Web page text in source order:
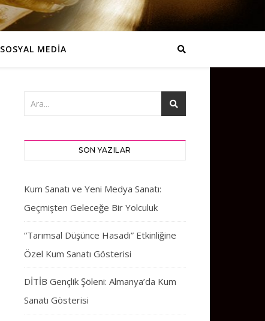
SOSYAL MEDİA
SON YAZILAR
Kum Sanatı ve Yeni Medya Sanatı:
Geçmişten Geleceğe Bir Yolculuk
“Tarımsal Düşünce Hasadı” Etkinliğine
Özel Kum Sanatı Gösterisi
DİTİB Gençlik Şöleni: Almanya’da Kum
Sanatı Gösterisi